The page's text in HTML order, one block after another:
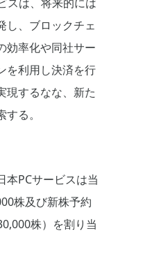
スは、将来的には
し、ブロックチェ
効率化や同社サー
を利用し決済を行
現するなな、新た
る。
本PCサービスは当
株及び新株予約
株）を割り当